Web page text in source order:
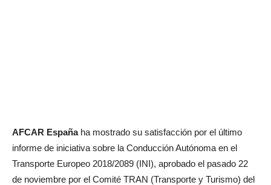
AFCAR Españaha mostrado su satisfacción por el último
informe de iniciativa sobre la Conducción Autónoma en el
Transporte Europeo 2018/2089 (INI), aprobado el pasado 22
de noviembre por el Comité TRAN (Transporte y Turismo) del